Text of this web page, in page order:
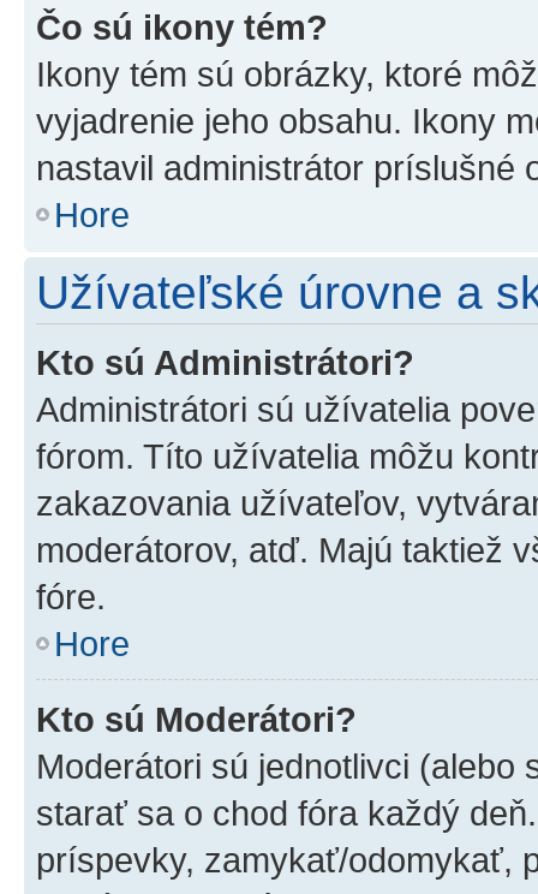
Čo sú ikony tém?
Ikony tém sú obrázky, ktoré
vyjadrenie jeho obsahu. Ikony
nastavil administrátor príslušné
Hore
Užívateľské úrovne a
Kto sú Administrátori?
Administrátori sú užívatelia
fórom. Títo užívatelia môžu
zakazovania užívateľov,
moderátorov, atď. Majú taktiež
fóre.
Hore
Kto sú Moderátori?
Moderátori sú jednotlivci (alebo
starať sa o chod fóra každý
príspevky, zamykať/odomykať,